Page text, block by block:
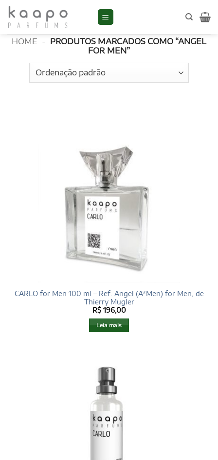
Skip
content
ANGEL FOR MEN
HOME - PRODUTOS MARCADOS COMO “ANGEL
FOR MEN”
CARLO for Men 100 ml – Ref. Angel (A*Men) for Men, de
Thierry Mugler
R$196,00
Leia mais